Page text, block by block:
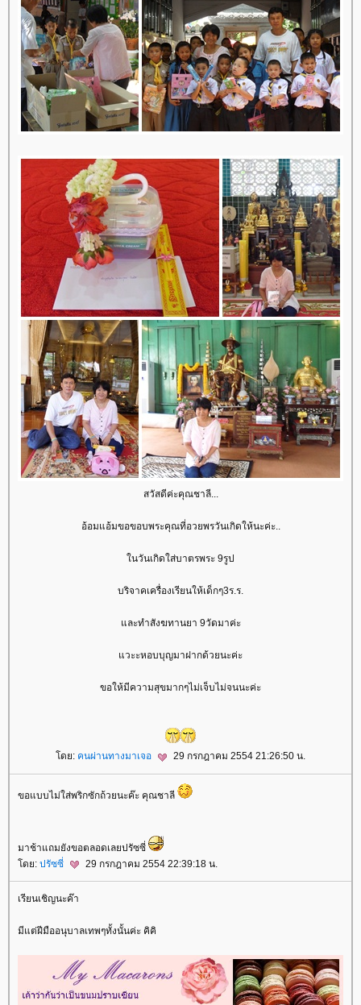
สวัสดีค่ะคุณชาลี...
อ้อมแอ้มขอขอบพระคุณที่อวยพรวันเกิดให้นะค่ะ..
นวันเกิดใส่บาตรพระ 9รูป
บริจาคเครื่องเรียนให้เด็กๆ3ร.ร.
ละทำสังฆทานยา 9วัดมาค่ะ
วะะหอบบุญมาฝากด้วยนะค่ะ
ขอให้มีความสุขมากๆไม่เจ็บไม่จนนะค่ะ
ดย: คนผ่านทางมาเจอ 29 กรกฎาคม 2554 21:26:50 น.
ขอแบบไม่ใส่พริกซักถ้วยนะค๊ะ คุณชาลี
มาช้าแถมยังขอตลอดเลยปรัซซี่
ดย: ปรัซซี่ 29 กรกฎาคม 2554 22:39:18 น.
เรียนเชิญนะค๊า
มีแต่ฝีมืออนุบาลเทพๆทั้งนั้นค่ะ คิคิ